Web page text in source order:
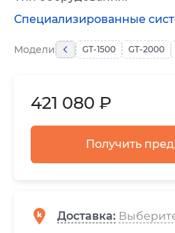
421 080 ₽
Получить
Доставка:
Модели GT-1500 GT-2000
Специализированные